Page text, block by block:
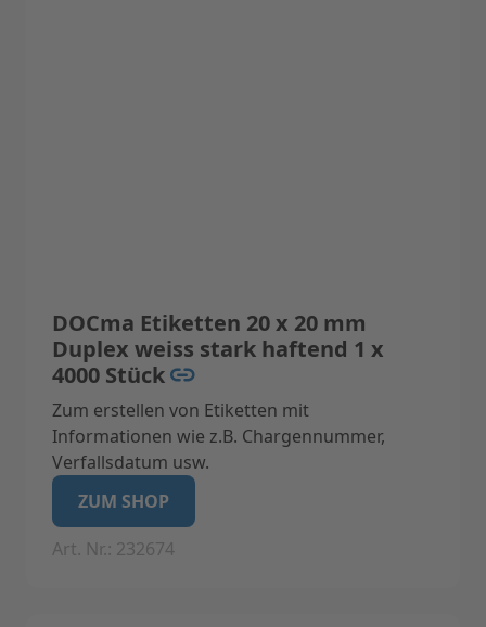
DOCma Etiketten 20 x 20 mm
Duplex weiss stark haftend 1 x
4000 Stück
Zum erstellen von Etiketten mit
Informationen wie z.B. Chargennummer,
Verfallsdatum usw.
Geeignet für Label-Drucker Label I (Nicht
geeignet für Label II)
ZUM SHOP
Art. Nr.: 232674